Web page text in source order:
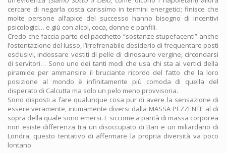
cercare di negarla costa carissimo in termini energetici; finisce che
molte persone all’apice del successo hanno bisogno di incentivi
psicologici… e giù con alcol, coca, donne e panfili.
Credo che faccia parte del pacchetto “sostanze stupefacenti” anche
l’ostentazione del lusso, l’irrefrenabile desiderio di frequentare posti
esclusivi, indossare vestiti di pelle di dinosauro vergine, circondarsi
di servitori… Sono uno dei tanti modi che usa chi sta ai vertici della
piramide per ammansire il bruciante ricordo del fatto che la loro
posizione al mondo è infinitamente più comoda di quella del
disperato di Calcutta ma solo un pelo meno provvisoria.
Sono disposti a fare qualunque cosa pur di avere la sensazione di
essere veramente, intimamente diversi dalla MASSA PEZZENTE al di
sopra della quale sono emersi. E siccome a parità di massa corporea
non esiste differenza tra un disoccupato di Bari e un miliardario di
Londra, questo tentativo di affermare la propria diversità va poco
lontano.